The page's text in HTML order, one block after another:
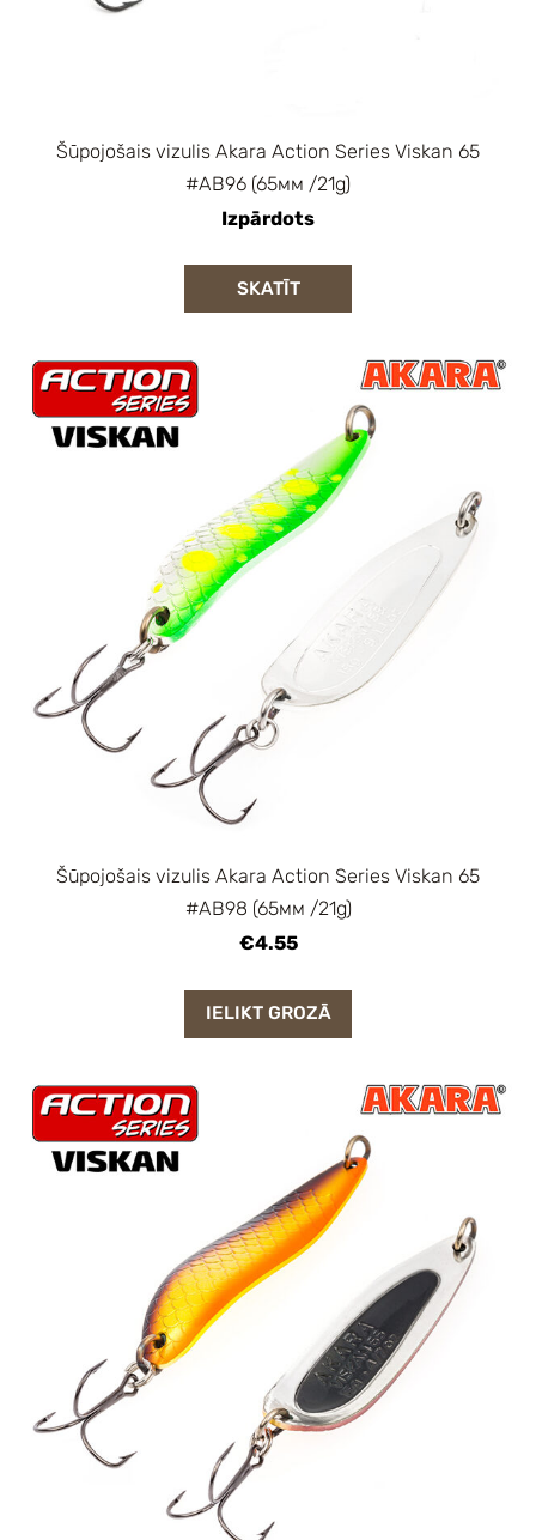
Šūpojošais vizulis Akara Action Series Viskan 65
#AB96 (65мм /21g)
Izpārdots
SKATĪT
Šūpojošais vizulis Akara Action Series Viskan 65
#AB98 (65мм /21g)
€4.55
IELIKT GROZĀ